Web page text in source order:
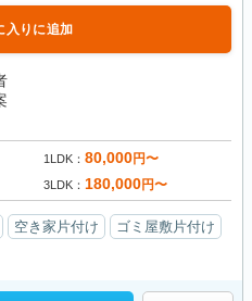
入りに追加
1LDK 80,000円〜
3LDK 180,000円〜
空き家片付け
ゴミ屋敷片付け